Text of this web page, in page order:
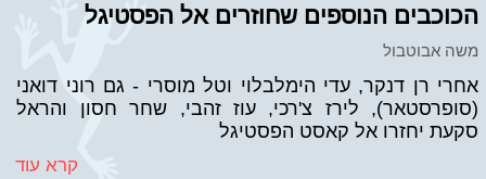
הכוכבים הנוספים שחוזרים אל הפסטיגל
משה אבוטבול
אחרי רן דנקר, עדי הימלבלוי וטל מוסרי - גם רוני דואני
(סופרסטאר), לירז צ'רכי, עוז זהבי, שחר חסון והראל
סקעת יחזרו אל קאסט הפסטיגל
קרא עוד